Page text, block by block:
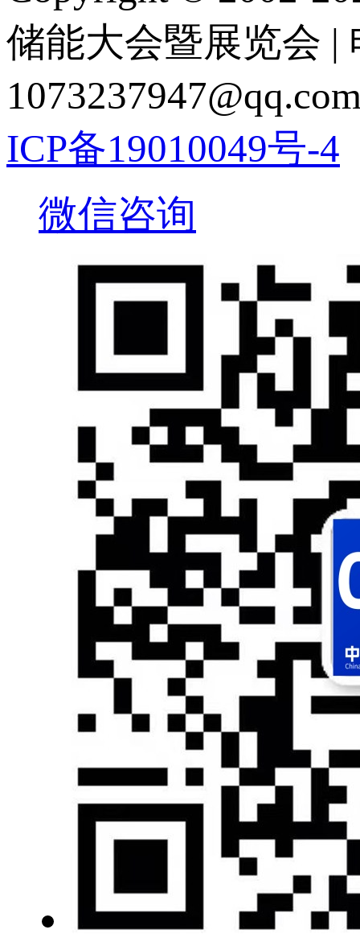
储能大会暨展览会 |
ICP备19010049号-4
微信咨询